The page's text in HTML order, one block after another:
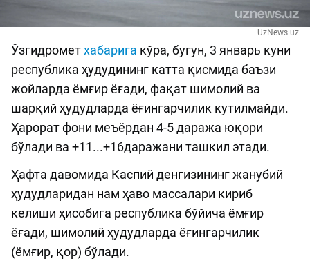
UzNews.uz
Ўзгидрометхабарига кўра, бугун, 3 январь куни
республика ҳудудининг катта қисмида баъзи
жойларда ёмғир ёғади, фақат шимолий ва
шарқий ҳудудларда ёғингарчилик кутилмайди.
Ҳарорат фони меъёрдан 4-5 даража юқори
бўлади ва +11...+16даражани ташкил этади.
Ҳафта давомида Каспий денгизининг жанубий
ҳудудларидан нам ҳаво массалари кириб
келиши ҳисобига республика бўйича ёмғир
ёғади, шимолий ҳудудларда ёғингарчилик
(ёмғир, қор) бўлади.